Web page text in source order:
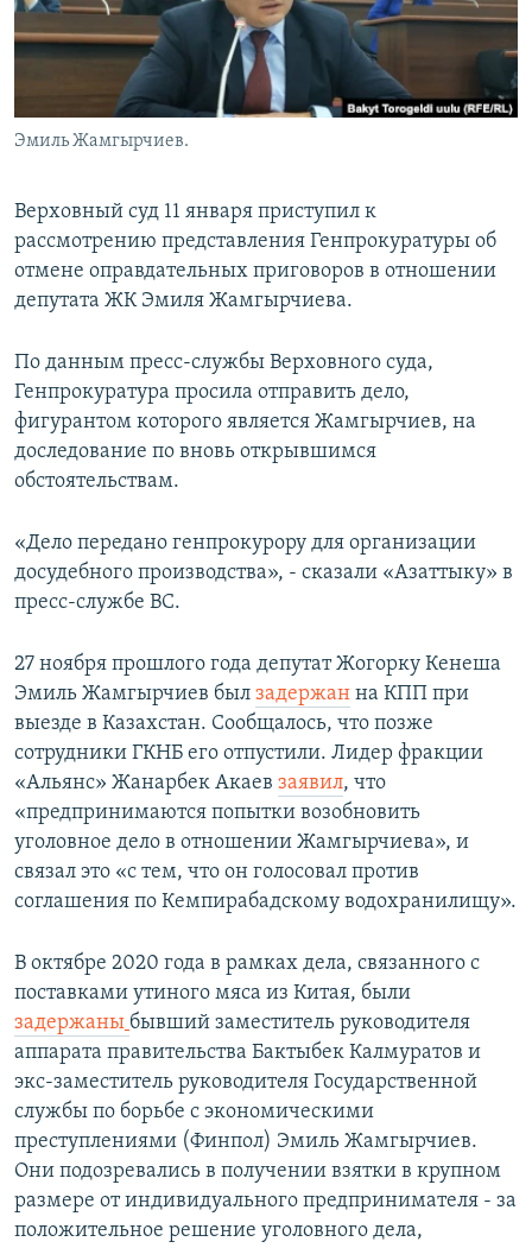
Эмиль Жамгырчиев.
Верховный суд 11 января приступил к
рассмотрению представления Генпрокуратуры об
отмене оправдательных приговоров в отношении
депутата ЖК Эмиля Жамгырчиева.
По данным пресс-службы Верховного суда,
Генпрокуратура просила отправить дело,
фигурантом которого является Жамгырчиев, на
доследование по вновь открывшимся
обстоятельствам.
«Дело передано генпрокурору для организации
досудебного производства», - сказали «Азаттыку» в
пресс-службе ВС.
27 ноября прошлого года депутат Жогорку Кенеша
Эмиль Жамгырчиев был задержан на КПП при
выезде в Казахстан. Сообщалось, что позже
сотрудники ГКНБ его отпустили. Лидер фракции
«Альянс» Жанарбек Акаев заявил, что
«предпринимаются попытки возобновить
уголовное дело в отношении Жамгырчиева», и
связал это «с тем, что он голосовал против
соглашения по Кемпирабадскому водохранилищу».
В октябре 2020 года в рамках дела, связанного с
поставками утиного мяса из Китая, были
задержаны бывший заместитель руководителя
аппарата правительства Бактыбек Калмуратов и
экс-заместитель руководителя Государственной
службы по борьбе с экономическими
преступлениями (Финпол) Эмиль Жамгырчиев.
Они подозревались в получении взятки в крупном
размере от индивидуального предпринимателя - за
положительное решение уголовного дела,